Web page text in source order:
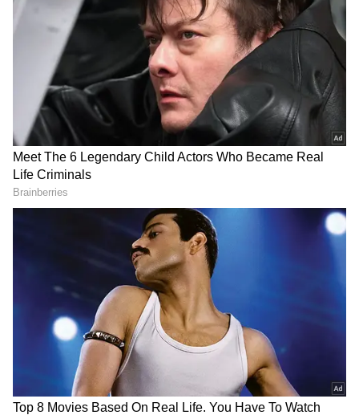
Image Credit :Google
புதிய விதி தெரியாமல் இருந்தால்
அபராதம்
பொதுப் பெட்டிகளில் பயணிகளுக்குப்
போதுமான இடவசதி உள்ளது என ரயில்வே
அதிகாரிகள் கூறுகின்றனர். அப்படி
இருக்கும்போது, ஆண்கள் பெண்கள்
பெட்டியையோ அல்லது இருக்கைகளையோ
ஆக்கிரமிக்க வேண்டிய அவசியமில்லை.
ஆனாலும், இதுபோன்ற விதிமீறல்கள்
தொடர்ந்து நடப்பதால், அபராதத்
தொகையை கடுமையாக உயர்த்த முடிவு
செய்துள்ளதாக அதிகாரிகள் தெரிவித்தனர்.